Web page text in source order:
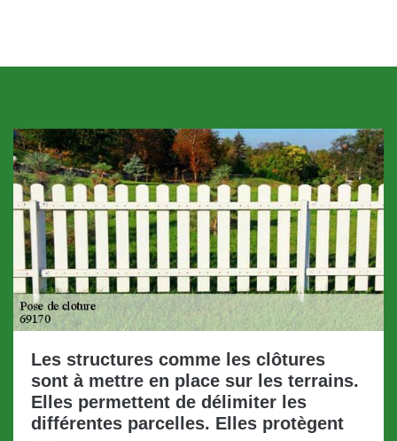
Les structures comme les clôtures
sont à mettre en place sur les terrains.
Elles permettent de délimiter les
différentes parcelles. Elles protègent